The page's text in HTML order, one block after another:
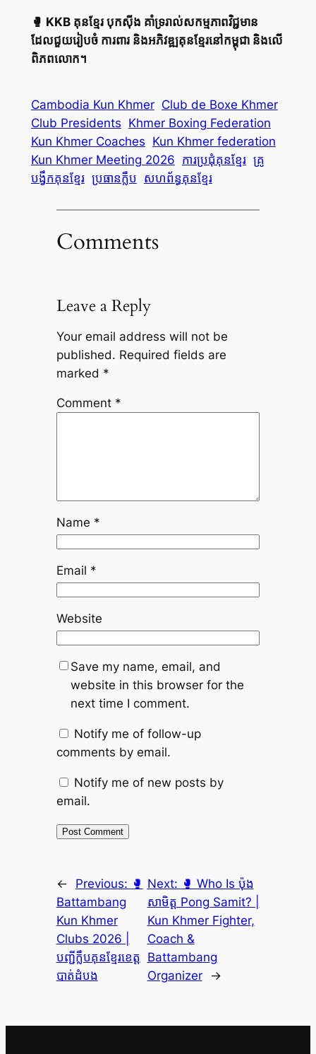
🥊 KKB គុនខ្មែរ បុកស៊ីង គាំទ្ររាល់សកម្មភាពវិជ្ជមាន
ដែលជួយរៀបចំ ការពារ និងអភិវឌ្ឍគុនខ្មែរនៅកម្ពុជា និងលើ
ពិភពលោក។
Cambodia Kun Khmer Club de Boxe Khmer
Club Presidents Khmer Boxing Federation
Kun Khmer Coaches Kun Khmer federation
Kun Khmer Meeting 2026 ការប្រជុំគុនខ្មែរ គ្រូ
បង្វឹកគុនខ្មែរ ប្រធានក្លឹប សហព័ន្ធគុនខ្មែរ
Comments
Leave a Reply
Your email address will not be
published. Required fields are
marked *
Comment *
Name *
Email *
Website
Save my name, email, and
website in this browser for the
next time I comment.
Notify me of follow-up
comments by email.
Notify me of new posts by
email.
← Previous: 🥊
Battambang
Kun Khmer
Clubs 2026 |
បញ្ជីក្លឹបគុនខ្មែរខេត្ត
បាត់ដំបង
Next: 🥊 Who Is ប៉ុង
សាមិត្ត Pong Samit? |
Kun Khmer Fighter,
Coach &
Battambang
Organizer
→